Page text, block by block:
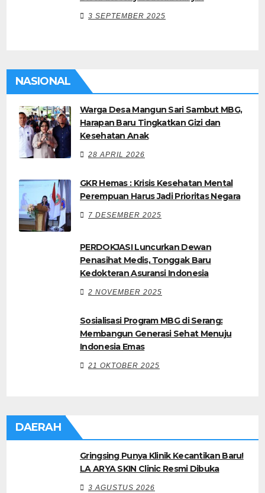
3 SEPTEMBER 2025
NASIONAL
Warga Desa Mangun Sari Sambut MBG,
Harapan Baru Tingkatkan Gizi dan
Kesehatan Anak
28 APRIL 2026
GKR Hemas : Krisis Kesehatan Mental
Perempuan Harus Jadi Prioritas Negara
7 DESEMBER 2025
PERDOKJASI Luncurkan Dewan
Penasihat Medis, Tonggak Baru
Kedokteran Asuransi Indonesia
2 NOVEMBER 2025
Sosialisasi Program MBG di Serang:
Membangun Generasi Sehat Menuju
Indonesia Emas
21 OKTOBER 2025
DAERAH
Gringsing Punya Klinik Kecantikan Baru!
LA ARYA SKIN Clinic Resmi Dibuka
3 AGUSTUS 2026